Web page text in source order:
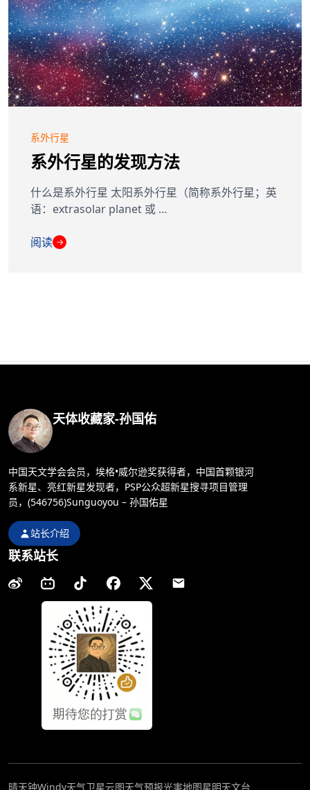
系外行星
系外行星的发现方法
什么是系外行星 太阳系外行星（简称系外行星；英
语：extrasolar planet 或 …
阅读 →
天体收藏家-孙国佑
中国天文学会会员，埃格•威尔逊奖获得者，中国首颗银河
系新星、亮红新星发现者，PSP公众超新星搜寻项目管理
员，(546756)Sunguoyou – 孙国佑星
站长介绍
联系站长
晴天钟Windy天气卫星云图天气预报光害地图星明天文台